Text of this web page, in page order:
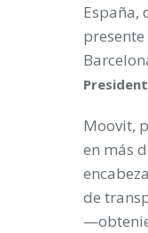
España,
Moovit,
en más
de